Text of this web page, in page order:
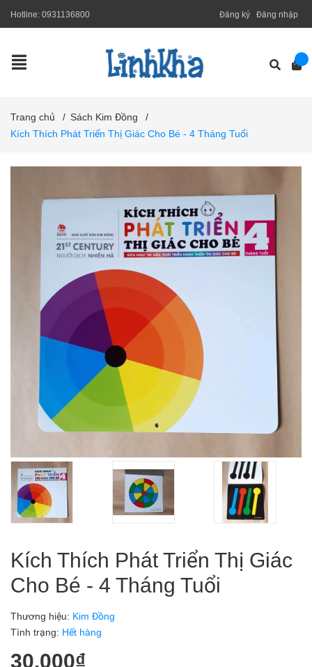
Hotline: 0931136800 Đăng ký Đăng nhập
Trang chủ / Sách Kim Đồng
/
Kích Thích Phát Triển Thị Giác Cho Bé - 4 Tháng Tuổi
Kích Thích Phát Triển Thị Giác
Cho Bé - 4 Tháng Tuổi
Thương hiệu: Kim Đồng
Tình trạng: Hết hàng
30.000₫